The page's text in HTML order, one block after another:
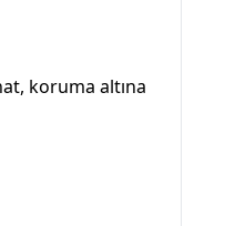
koruma altına